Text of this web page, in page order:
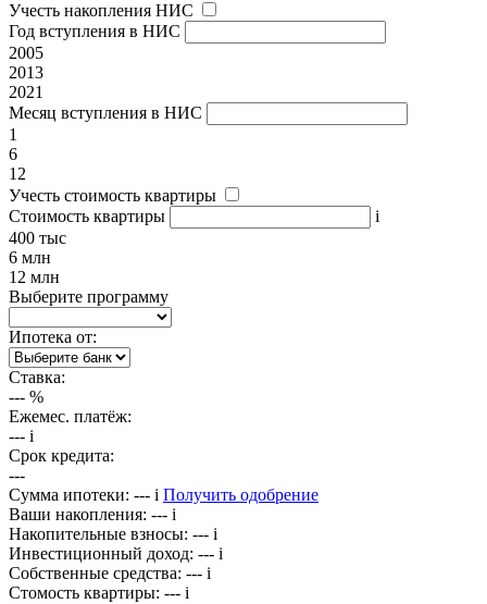
Учесть накопления НИС
Год вступления в НИС
2005
2013
2021
Месяц вступления в НИС
1
6
12
Учесть стоимость квартиры
Стоимость квартиры
i
400 тыс
6 млн
12 млн
Выберите программу
Ипотека от:
Ставка:
--- %
Ежемес. платёж:
--- i
Срок кредита:
---
Сумма ипотеки: --- i Получить одобрение
Ваши накопления: --- i
Накопительные взносы: --- i
Инвестиционный доход: --- i
Собственные средства: --- i
Стомость квартиры: --- i